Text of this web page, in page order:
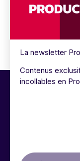
La newsletter
Contenus
incollables en